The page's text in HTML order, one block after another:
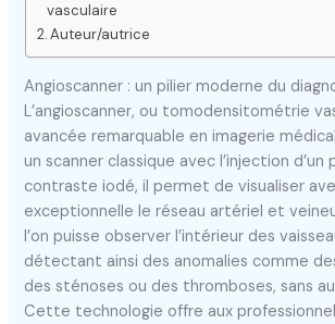
vasculaire
Auteur/autrice
Angioscanner : un pilier moderne du
L’angioscanner, ou tomodensitométrie
avancée remarquable en imagerie
un scanner classique avec l’injection d’un
contraste iodé, il permet de visualiser
exceptionnelle le réseau artériel et
l’on puisse observer l’intérieur des
détectant ainsi des anomalies comme
des sténoses ou des thromboses, sans
Cette technologie offre aux